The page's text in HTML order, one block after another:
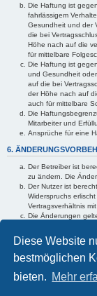
Diese Website
bestmöglichen
bieten. Mehr
Die Haftung ist
fahrlässigem
Gesundheit und der
die bei
Höhe nach auf die
für mittelbare
Die Haftung ist
und Gesundheit
auf die bei
der Höhe nach auf
auch für mittelbare
Die
Mitarbeiter und
Ansprüche für eine
6.
Der Betreiber ist
zu ändern. Die
Der Nutzer ist
Widerspruchs
Vertragsverhältnis
Die Änderungen
Informationen über
Datenschutzerklärung